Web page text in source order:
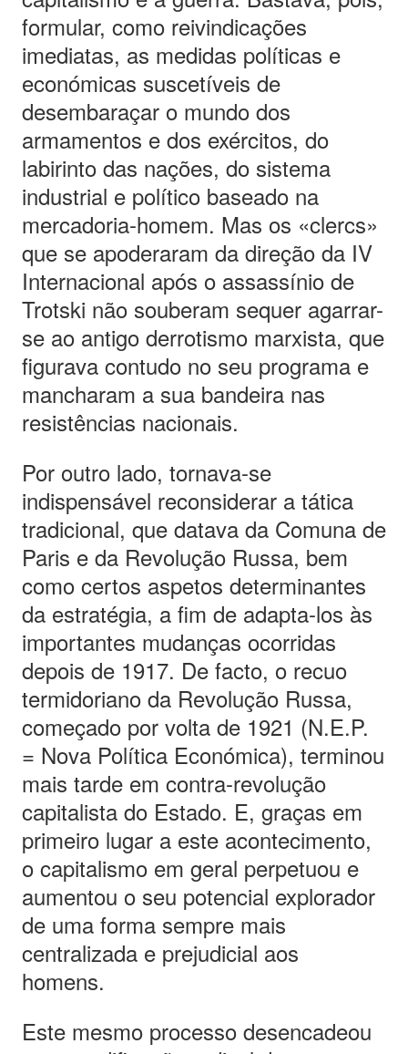
formular, como reivindicações
imediatas, as medidas políticas e
económicas suscetíveis de
desembaraçar o mundo dos
armamentos e dos exércitos, do
labirinto das nações, do sistema
industrial e político baseado na
mercadoria-homem. Mas os «clercs»
que se apoderaram da direção da IV
Internacional após o assassínio de
Trotski não souberam sequer agarrar-
se ao antigo derrotismo marxista, que
figurava contudo no seu programa e
mancharam a sua bandeira nas
resistências nacionais.
Por outro lado, tornava-se
indispensável reconsiderar a tática
tradicional, que datava da Comuna de
Paris e da Revolução Russa, bem
como certos aspetos determinantes
da estratégia, a fim de adapta-los às
importantes mudanças ocorridas
depois de 1917. De facto, o recuo
termidoriano da Revolução Russa,
começado por volta de 1921 (N.E.P.
= Nova Política Económica), terminou
mais tarde em contra-revolução
capitalista do Estado. E, graças em
primeiro lugar a este acontecimento,
o capitalismo em geral perpetuou e
aumentou o seu potencial explorador
de uma forma sempre mais
centralizada e prejudicial aos
homens.
Este mesmo processo desencadeou